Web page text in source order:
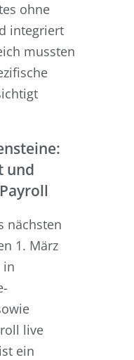
ohne
integriert
mussten
und
nächsten
1. März
in
live
ein